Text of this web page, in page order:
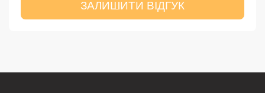
ЗАЛИШИТИ ВІДГУК